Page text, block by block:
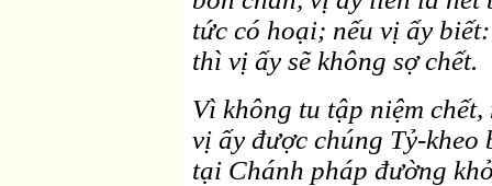
tức có hoại; nếu vị ấy
thì vị ấy sẽ không sợ chết.
Vì không tu tập niệm
vị ấy được chúng Tỷ-kheo
tại Chánh pháp đường